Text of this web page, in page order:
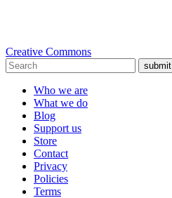
Creative Commons
submit
Who we are
What we do
Blog
Support us
Store
Contact
Privacy
Policies
Terms